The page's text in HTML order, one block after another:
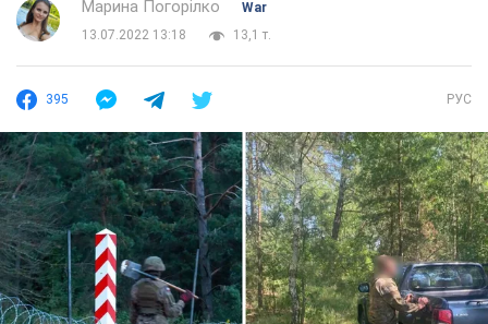
Марина Погорілко
War
13.07.2022 13:18
13,1 т.
395 РУС